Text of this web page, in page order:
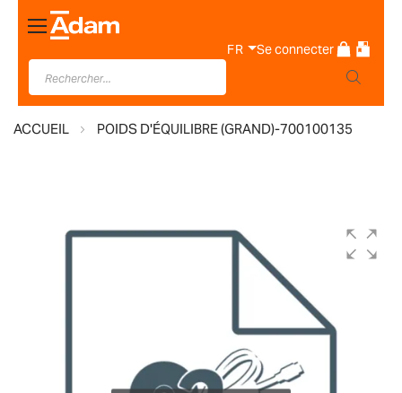
Basculer
la
navigation
FR Se connecter
ACCUEIL POIDS D'ÉQUILIBRE (GRAND)-700100135